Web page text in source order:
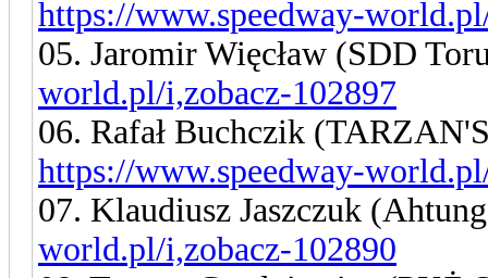
https://www.speedway-
05. Jaromir Więcław (SDD
world.pl/i,zobacz-102897
06. Rafał Buchczik
https://www.speedway-
07. Klaudiusz Jaszczuk
world.pl/i,zobacz-102890